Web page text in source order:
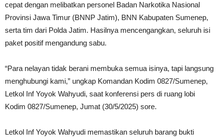
cepat dengan melibatkan personel Badan Narkotika Nasional
Provinsi Jawa Timur (BNNP Jatim), BNN Kabupaten Sumenep,
serta tim dari Polda Jatim. Hasilnya mencengangkan, seluruh isi
paket positif mengandung sabu.
“Para nelayan tidak berani membuka semua isinya, tapi langsung
menghubungi kami,” ungkap Komandan Kodim 0827/Sumenep,
Letkol Inf Yoyok Wahyudi, saat konferensi pers di ruang lobi
Kodim 0827/Sumenep, Jumat (30/5/2025) sore.
Letkol Inf Yoyok Wahyudi memastikan seluruh barang bukti